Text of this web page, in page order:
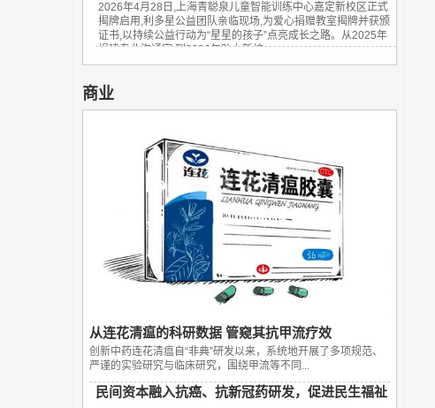
2026年4月28日,上海青聪泉儿童智能训练中心嘉定新校区正式
揭牌启用,利多星公益团队亲临现场,为爱心捐赠教室揭牌并获颁
证书,以持续公益行动为“星星的孩子”点亮成长之路。从2025年
捐建专业沟通室,到2026年助力新校...
商业
从连花清瘟的科研数据 管窥其抗甲流疗效
创新中药连花清瘟自“非典”研发以来，系统地开展了多项规范、
严谨的实验研究与临床研究，围绕甲流等不同...
民间资本融入抗癌、抗新冠药研发，促进民生福祉